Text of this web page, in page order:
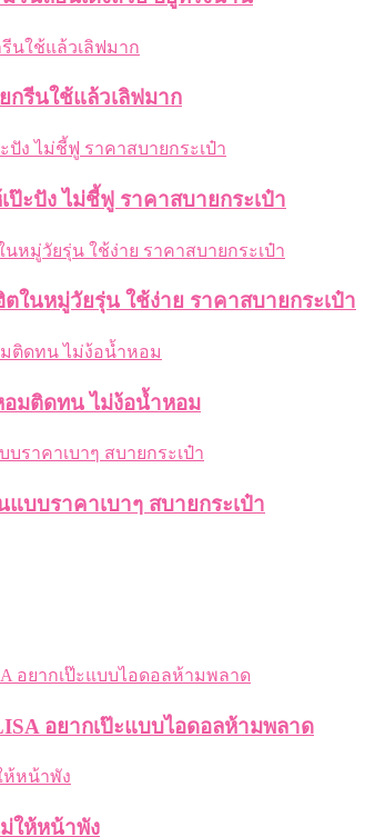
รีนใช้แล้วเลิฟมาก
ป๊ะปัง ไม่ชี้ฟู ราคาสบายกระเป๋า
ในหมู่วัยรุ่น ใช้ง่าย ราคาสบายกระเป๋า
มติดทน ไม่ง้อน้ำหอม
บบราคาเบาๆ สบายกระเป๋า
อยากเป๊ะแบบไอดอลห้ามพลาด
ให้หน้าพัง